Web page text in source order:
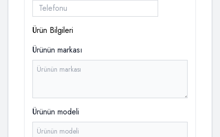
Ürün Bilgileri
Ürünün markası
Ürünün modeli